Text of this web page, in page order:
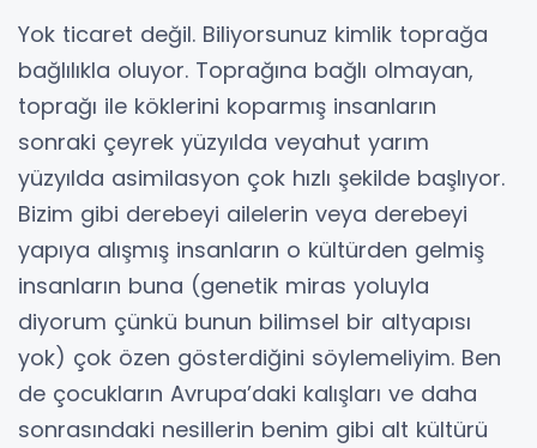
Yok ticaret değil. Biliyorsunuz kimlik toprağa
bağlılıkla oluyor. Toprağına bağlı olmayan,
toprağı ile köklerini koparmış insanların
sonraki çeyrek yüzyılda veyahut yarım
yüzyılda asimilasyon çok hızlı şekilde başlıyor.
Bizim gibi derebeyi ailelerin veya derebeyi
yapıya alışmış insanların o kültürden gelmiş
insanların buna (genetik miras yoluyla
diyorum çünkü bunun bilimsel bir altyapısı
yok) çok özen gösterdiğini söylemeliyim. Ben
de çocukların Avrupa’daki kalışları ve daha
sonrasındaki nesillerin benim gibi alt kültürü